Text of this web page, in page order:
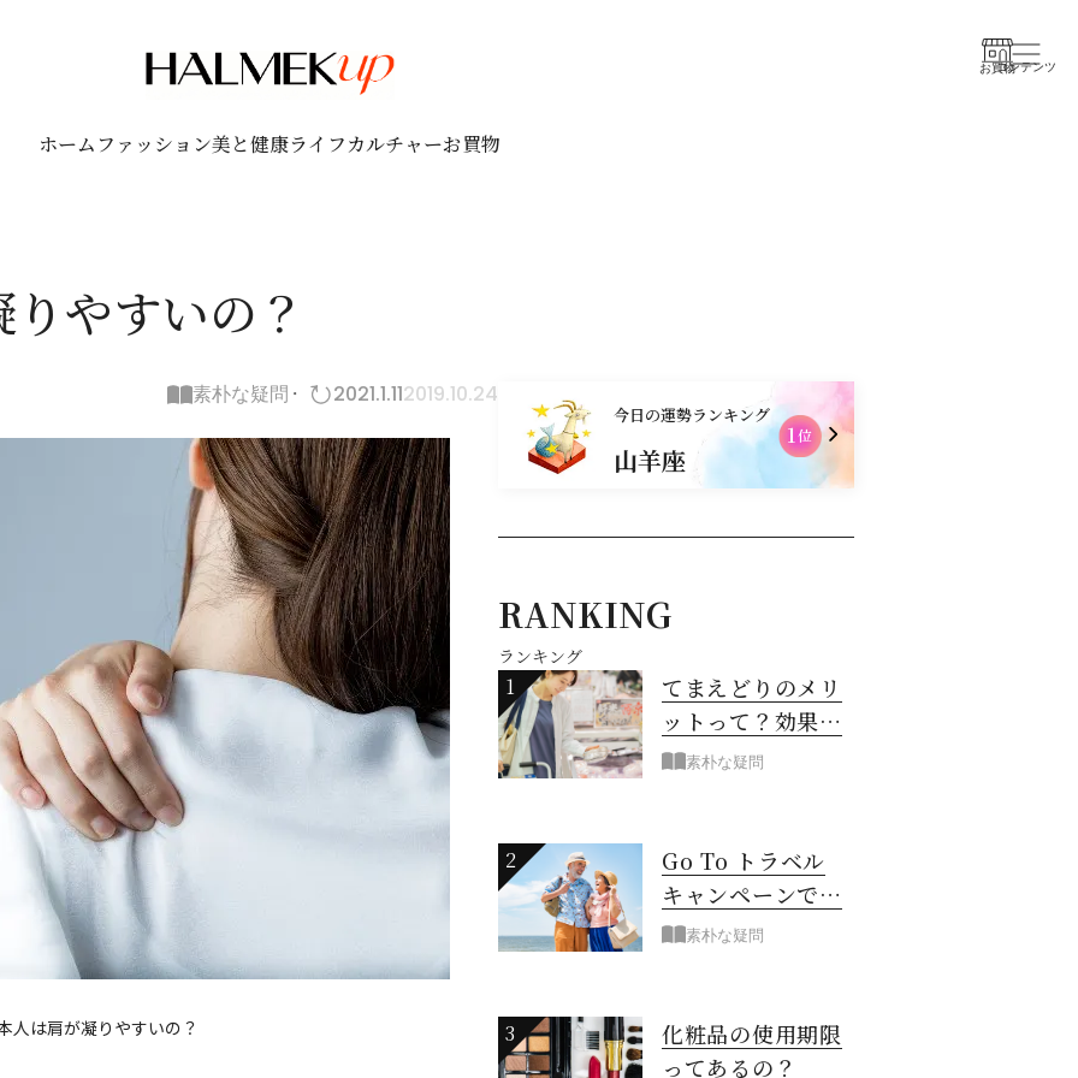
お買物コンテンツ
ホーム ファッション美と健康ライフカルチャーお買物
やすいの？
素朴な疑問 2021.1.112019.10.24
人は肩が凝りやすいの？
今日の運勢ランキング
山羊座
獅子座
1
2位
RANKING
ランキング
1
てまえどりのメリ
ットって？効果は
あるの？
素朴な疑問
2
Go To トラベル
キャンペーンで旅
行が半額!?
素朴な疑問
3
化粧品の使用期限
ってあるの？